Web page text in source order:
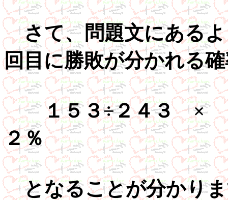
さて、問題文にあるよ
回目に勝敗が分かれる
１５３÷２４３ × ９
２％
となることが分かりま